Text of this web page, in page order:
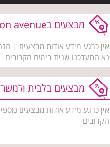
מבצעים בcotton avenue
נא התעדכנו שנית בימים הקרובים
מבצעים בלבית
אין כרגע מידע אודות מבצעים
הקרובים